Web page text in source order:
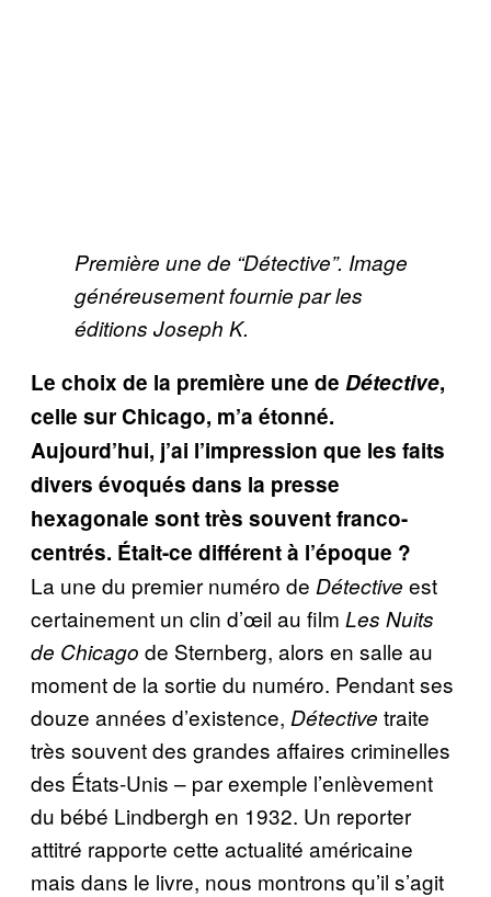
Première une de “Détective”. Image
généreusement fournie par les
éditions Joseph K.
Le choix de la première une de Détective,
celle sur Chicago, m’a étonné.
Aujourd’hui, j’ai l’impression que les faits
divers évoqués dans la presse
hexagonale sont très souvent franco-
centrés. Était-ce différent à l’époque ?
La une du premier numéro de Détective est
certainement un clin d’œil au film Les Nuits
de Chicago de Sternberg, alors en salle au
moment de la sortie du numéro. Pendant ses
douze années d’existence, Détective traite
très souvent des grandes affaires criminelles
des États-Unis – par exemple l’enlèvement
du bébé Lindbergh en 1932. Un reporter
attitré rapporte cette actualité américaine
mais dans le livre, nous montrons qu’il s’agit